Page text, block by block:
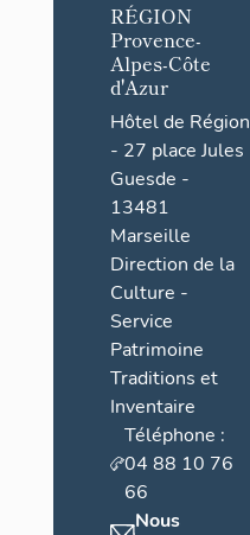
RÉGION
Provence-
Alpes-Côte
d'Azur
Hôtel de Région
- 27 place Jules
Guesde -
13481
Marseille
Direction de la
Culture -
Service
Patrimoine
Traditions et
Inventaire
Téléphone :
04 88 10 76
66
Nous